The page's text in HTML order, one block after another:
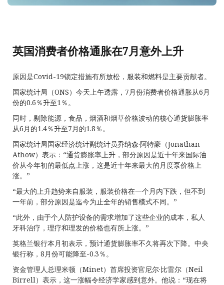
英国消费者价格通胀在7月意外上升
原因是Covid-19锁定措施有所放松，服装和燃料是主要贡献者。
国家统计局（ONS）今天上午透露，7月份消费者价格通胀从6月
份的0.6％升至1％。
同时，剔除能源，食品，烟酒和烟草价格波动的核心通货膨胀率
从6月的1.4％升至7月的1.8％。
国家统计局国家经济统计副统计员乔纳森·阿特豪（Jonathan
Athow）表示：“通货膨胀率上升，部分原因是近十年来国际油
价从今年初的最低点上涨，这是近十年来最大的月度泵价格上
涨。”
“最大的上升趋势来自服装，服装价格在一个月内下跌，但不到
一年前，部分原因是迄今为止全年的销售模式不同。”
“此外，由于个人防护设备的需求增加了这些企业的成本，私人
牙科治疗，理疗和理发的价格也有所上涨。”
英格兰银行本月初表示，预计通货膨胀率不久将再次下降。中央
银行称，8月份可能降至-0.3％。
资金管理人总理米顿（Minet）首席投资官尼尔·比雷尔（Neil
Birrell）表示，这一涨幅令经济学家感到意外。他说：“现在将